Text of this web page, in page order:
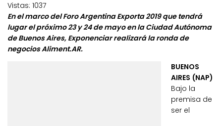
Vistas: 1037
En el marco del Foro Argentina Exporta 2019 que tendrá
lugar el próximo 23 y 24 de mayo en la Ciudad Autónoma
de Buenos Aires, Exponenciar realizará la ronda de
negocios Aliment.AR.
BUENOS
AIRES (NAP)
Bajo la
premisa de
ser el